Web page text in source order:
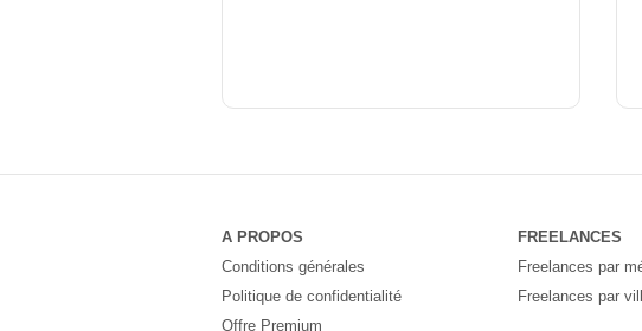
A PROPOS
Conditions générales
Politique de confidentialité
Offre Premium
FREELANCES
Freelances par
Freelances par